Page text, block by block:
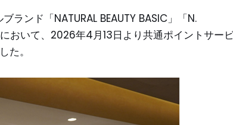
ランド「NATURAL BEAUTY BASIC」「N.
おいて、2026年4月13日より共通ポイントサー
た。